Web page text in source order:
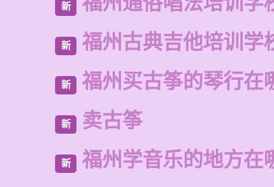
新
新 福州古典吉他培训学
新 福州买古筝的琴行在
新 卖古筝
新 福州学音乐的地方在